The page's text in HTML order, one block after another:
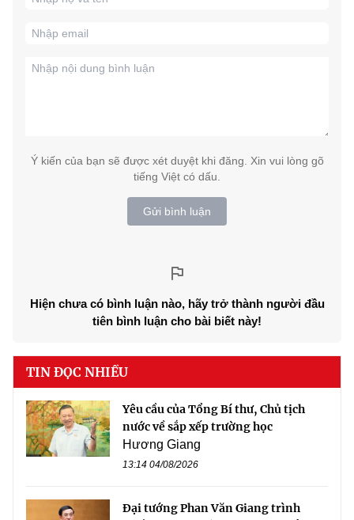
Ý kiến của bạn sẽ được xét duyệt khi đăng. Xin vui lòng gõ
tiếng Việt có dấu.
Gửi bình luận
Hiện chưa có bình luận nào, hãy trở thành người đầu
tiên bình luận cho bài biết này!
TIN ĐỌC NHIỀU
Yêu cầu của Tổng Bí thư, Chủ tịch
nước về sắp xếp trường học
Hương Giang
13:14 04/08/2026
Đại tướng Phan Văn Giang trình